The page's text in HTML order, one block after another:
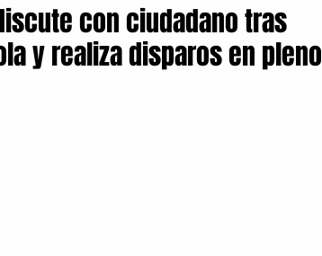
con ciudadano tras
y realiza disparos en pleno